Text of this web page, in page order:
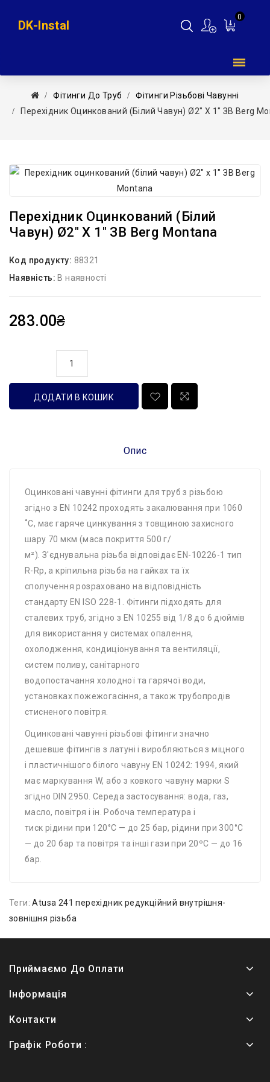
0
DK-Instal
Фітинги До Труб
Фітинги Різьбові Чавунні
Перехідник Оцинкований (білий Чавун) Ø2″ Х 1″ ЗВ Berg
Перехідник Оцинкований (білий
Чавун) Ø2″ Х 1″ ЗВ Berg Montana
Код продукту: 88321
Наявність: В наявності
283.00₴
ДОДАТИ В КОШИК
Опис
Оцинковані чавунні фітинги для труб з різьбою
згідно з EN 10242 проходять закалювання при 1060
˚C, має гаряче цинкування з товщиною захисного
шару 70 мкм (маса покриття 500 г/
м²). З'єднувальна різьба відповідає EN-10226-1 тип
R-Rp, а кріпильна різьба на гайках та їх
сполучення розраховано на відповідність
стандарту EN ISO 228-1. Фітинги підходять для
сталевих труб, згідно з EN 10255 від 1/8 до 6 дюймів
для використання у системах опалення,
охолодження, кондиціонування та вентиляції,
систем поливу, санітарного
водопостачання холодної та гарячої води,
установках пожежогасіння, а також трубопродів
стисненого повітря.
Оцинковані чавунні різьбові фітинги значно
дешевше фітингів з латуні і виробляються з міцного
і пластичнішого білого чавуну EN 10242: 1994, який
має маркування W, або з ковкого чавуну марки S
згідно DIN 2950. Середа застосування: вода, газ,
масло, повітря і ін. Робоча температура і
тиск рідини при 120°С — до 25 бар, рідини при 300°С
— до 20 бар та повітря та інші гази при 20ºС — до 16
бар.
Теги:Atusa 241 перехідник редукційний внутрішня-
зовнішня різьба
Приймаємо До Оплати
Інформація
Контакти
Графік Роботи :